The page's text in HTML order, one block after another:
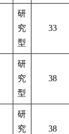
研
究
型
33
研
究
型
38
研
究
38